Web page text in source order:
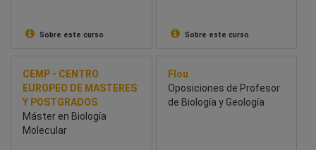
Sobre este curso Sobre este curso
CEMP - CENTRO
EUROPEO DE MASTERES
Y POSTGRADOS
Máster en Biología
Molecular
Flou
Oposiciones de Profesor
de Biología y Geología